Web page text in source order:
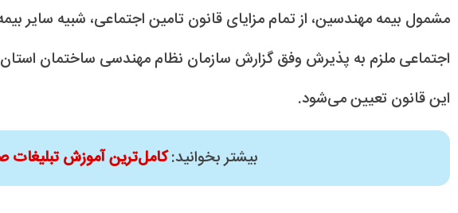
مشمول بیمه مهندسین، از تمام مزایای قانون تامین اجتماعی، شبیه سایر
اجتماعی ملزم به پذیرش وفق گزارش سازمان نظام مهندسی ساختمان استان
این قانون تعیین می‌شود.
بیشتر بخوانید:کامل‌ترین آموزش